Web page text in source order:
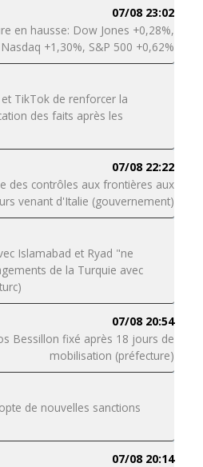
07/08 23:02
en hausse: Dow Jones +0,28%,
Nasdaq +1,30%, S&P 500 +0,62%
TikTok de renforcer la
des faits après les
07/08 22:22
des contrôles aux frontières aux
venant d'Italie (gouvernement)
Islamabad et Ryad "ne
de la Turquie avec
07/08 20:54
Bessillon fixé après 18 jours de
mobilisation (préfecture)
de nouvelles sanctions
07/08 20:14